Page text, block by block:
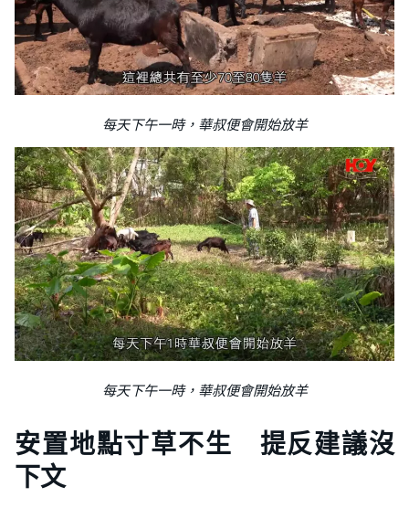
每天下午一時，華叔便會開始放羊
每天下午一時，華叔便會開始放羊
安置地點寸草不生 提反建議沒
下文